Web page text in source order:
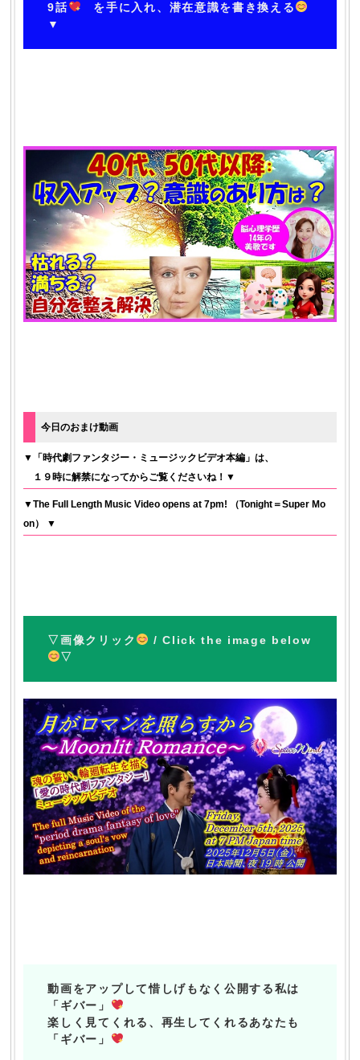
9話
を手に入れ、潜在意識を書き換える
▼
今日のおまけ動画
▼「時代劇ファンタジー・ミュージックビデオ本編」は、
１９時に解禁になってからご覧くださいね！▼
▼The Full Length Music Video opens at 7pm! （Tonight＝Super Mo
on） ▼
▽画像クリック
/ Click the image below
▽
動画をアップして惜しげもなく公開する私は
「ギバー」
楽しく見てくれる、再生してくれるあなたも
「ギバー」